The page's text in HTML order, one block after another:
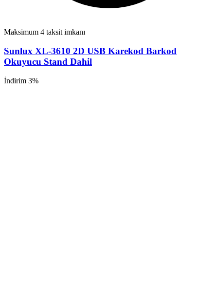
Maksimum 4 taksit imkanı
Sunlux XL-3610 2D USB Karekod Barkod
Okuyucu Stand Dahil
İndirim 3%